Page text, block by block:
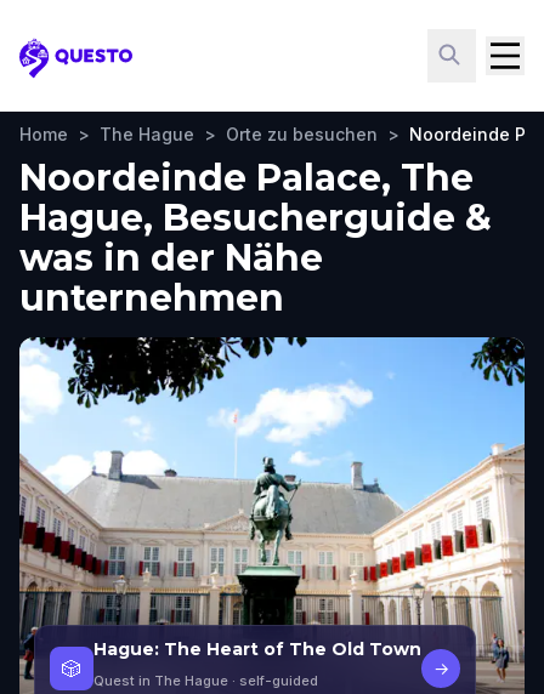
Questo
Home > The Hague > Orte zu besuchen > Noordeinde
Noordeinde Palace, The
Hague, Besucherguide &
was in der Nähe
unternehmen
🎲
Hague: The Heart of The Old Town
Quest in The Hague · self-guided
→